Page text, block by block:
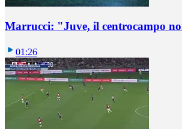
Marrucci: "Juve, il centrocampo
01:26